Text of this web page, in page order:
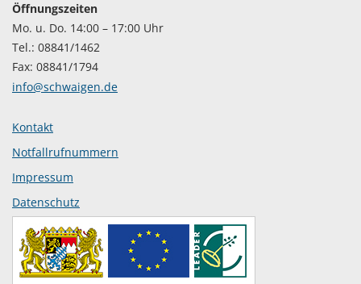
Öffnungszeiten
Mo. u. Do. 14:00 – 17:00 Uhr
Tel.: 08841/1462
Fax: 08841/1794
info@schwaigen.de
Kontakt
Notfallrufnummern
Impressum
Datenschutz